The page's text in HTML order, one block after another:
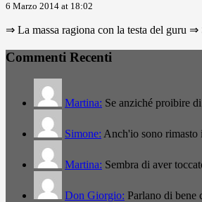
6 Marzo 2014 at 18:02
⇒ La massa ragiona con la testa del guru
Commenti Recenti
Martina: Se anziché proibire
Simone: Anch'io sono
Martina: Sembra di aver
Don Giorgio: Parlano di bene